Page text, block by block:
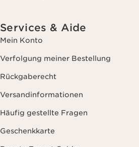
Services & Aide
Mein Konto
Verfolgung meiner Bestellung
Rückgaberecht
Versandinformationen
Häufig gestellte Fragen
Geschenkkarte